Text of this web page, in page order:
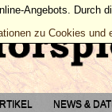
NEWS &
Angebots.
zu Cookies und